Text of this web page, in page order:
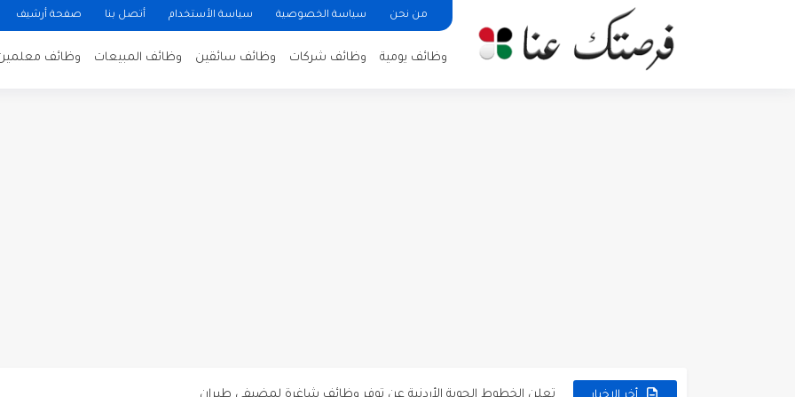
من نحن سياسة الخصوصية سياسة الأستخدام أتصل بنا صفحة أرشيف
وظائف يومية وظائف شركات وظائف سائقين وظائف المبيعات وظائف